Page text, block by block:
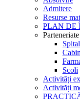
Admitere
Resurse
PLAN DE
Parteneriate
Scoli
Activități
Activități